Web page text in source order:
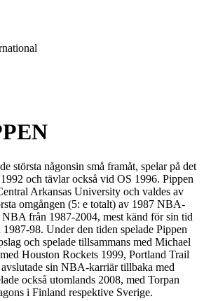
största någonsin små framåt, spelar på det
och tävlar också vid OS 1996. Pippen
Arkansas University och valdes av
omgången (5: e totalt) av 1987 NBA-
NBA från 1987-2004, mest känd för sin tid
98. Under den tiden spelade Pippen
och spelade tillsammans med Michael
Houston Rockets 1999, Portland Trail
sin NBA-karriär tillbaka med
också utomlands 2008, med Torpan
i Finland respektive Sverige.